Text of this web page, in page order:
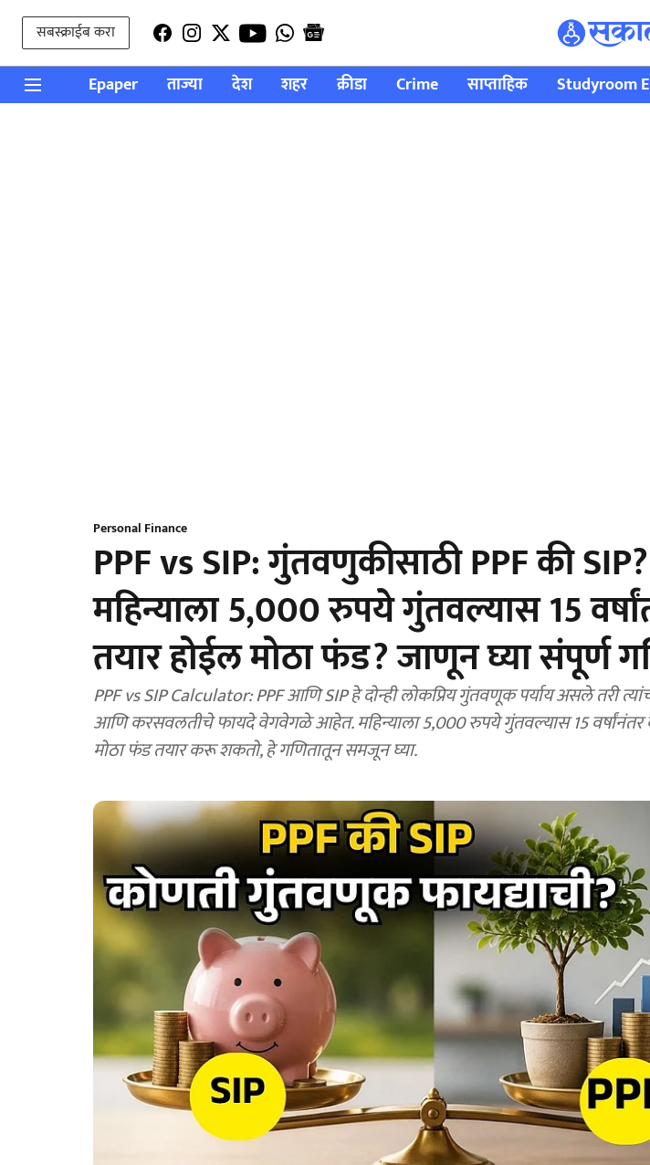
सबस्क्राईब करा
Epaper ताज्या देश शहर क्रीडा Crime साप्ताहिक Studyroom
Personal Finance
PPF vs SIP: गुंतवणुकीसाठी PPF की SIP?
महिन्याला 5,000 रुपये गुंतवल्यास 15
तयार होईल मोठा फंड? जाणून घ्या संपूर्ण
PPF vs SIP Calculator: PPF आणि SIP हे दोन्ही लोकप्रिय गुंतवणूक पर्याय असले तरी त्यांचा परतावा, जोखीम
आणि करसवलतीचे फायदे वेगवेगळे आहेत. महिन्याला 5,000 रुपये गुंतवल्यास 15 वर्षांनंतर
मोठा फंड तयार करू शकतो, हे गणितातून समजून घ्या.